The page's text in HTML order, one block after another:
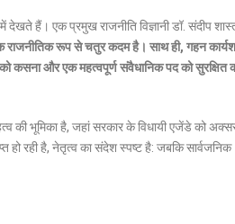
देखते हैं। एक प्रमुख राजनीति विज्ञानी डॉ. संदीप
राजनीतिक रूप से चतुर कदम है। साथ ही, गहन
कसना और एक महत्वपूर्ण संवैधानिक पद को सुरक्षित
की भूमिका है, जहां सरकार के विधायी एजेंडे को
हो रही है, नेतृत्व का संदेश स्पष्ट है: जबकि सार्वजनिक